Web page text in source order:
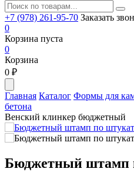
+7 (978) 261-95-70 Заказать
0
Корзина пуста
0
Корзина
0 ₽
Главная Каталог Формы для
бетона
Венский клинкер бюджетный
Бюджетный штамп